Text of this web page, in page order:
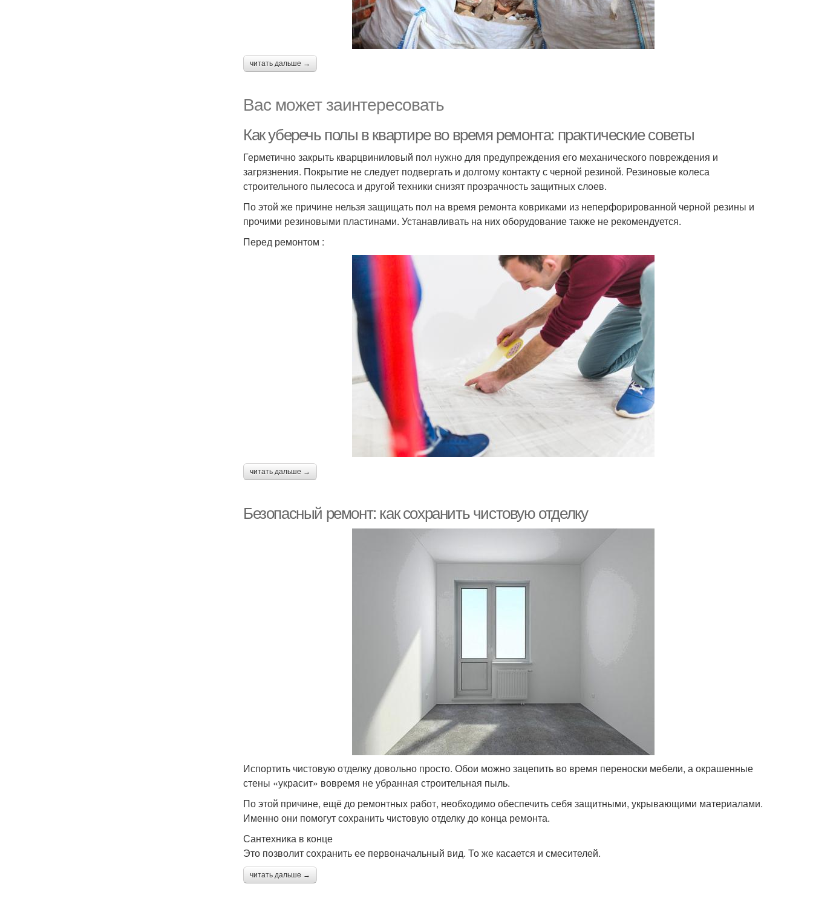
читать дальше →
Вас может заинтересовать
Как уберечь полы в квартире во время ремонта: практические советы
Герметично закрыть кварцвиниловый пол нужно для предупреждения его механического повреждения и
загрязнения. Покрытие не следует подвергать и долгому контакту с черной резиной. Резиновые колеса
строительного пылесоса и другой техники снизят прозрачность защитных слоев.
По этой же причине нельзя защищать пол на время ремонта ковриками из неперфорированной черной резины и
прочими резиновыми пластинами. Устанавливать на них оборудование также не рекомендуется.
Перед ремонтом :
читать дальше →
Безопасный ремонт: как сохранить чистовую отделку
Испортить чистовую отделку довольно просто. Обои можно зацепить во время переноски мебели, а окрашенные
стены «украсит» вовремя не убранная строительная пыль.
По этой причине, ещё до ремонтных работ, необходимо обеспечить себя защитными, укрывающими материалами.
Именно они помогут сохранить чистовую отделку до конца ремонта.
Сантехника в конце
Это позволит сохранить ее первоначальный вид. То же касается и смесителей.
читать дальше →